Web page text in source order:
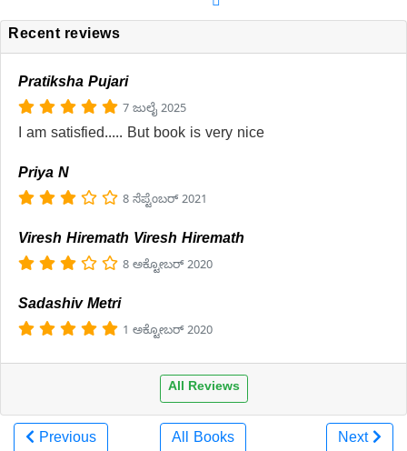
Recent reviews
Pratiksha Pujari
7 ಜುಲೈ 2025
I am satisfied..... But book is very nice
Priya N
8 ಸೆಪ್ಟೆಂಬರ್ 2021
Viresh Hiremath Viresh Hiremath
8 ಅಕ್ಟೋಬರ್ 2020
Sadashiv Metri
1 ಅಕ್ಟೋಬರ್ 2020
All Reviews
Previous All Books Next